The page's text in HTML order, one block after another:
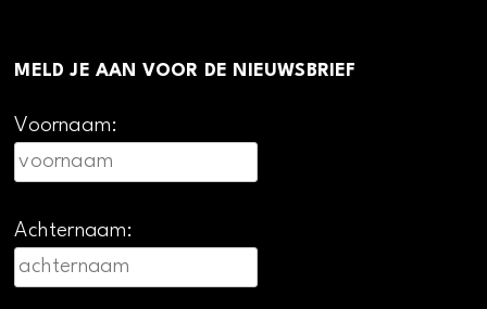
MELD JE AAN VOOR DE NIEUWSBRIEF
Voornaam:
Achternaam: